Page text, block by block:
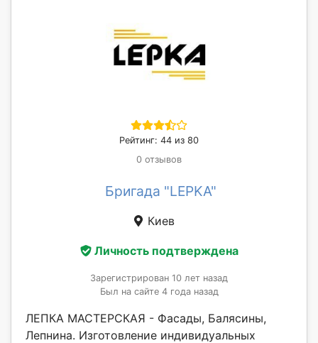
Рейтинг: 44 из 80
0 отзывов
Бригада "LEPKA"
Киев
Личность подтверждена
Зарегистрирован 10 лет назад
Был на сайте 4 года назад
ЛЕПКА МАСТЕРСКАЯ - Фасады, Балясины,
Лепнина. Изготовление индивидуальных